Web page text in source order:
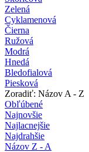
Zelená
Cyklamenová
Čierna
Ružová
Modrá
Hnedá
Bledofialová
Piesková
Zoradiť: Názov A - Z
Obľúbené
Najnovšie
Najlacnejšie
Najdrahšie
Názov Z - A